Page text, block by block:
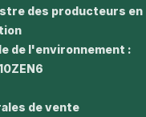
des producteurs en
de l'environnement :
de vente